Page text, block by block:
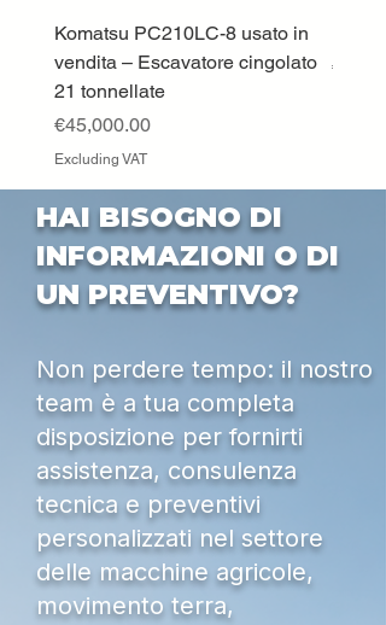
Komatsu PC210LC-8 usato in
vendita – Escavatore cingolato
21 tonnellate
Price
€45,000.00
Excluding VAT
Price
HAI BISOGNO DI
INFORMAZIONI O DI
UN PREVENTIVO?
Non perdere tempo: il nostro
team è a tua completa
disposizione per fornirti
assistenza, consulenza
tecnica e preventivi
personalizzati nel settore
delle macchine agricole,
movimento terra,